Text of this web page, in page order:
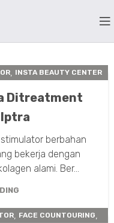
, INSTA BEAUTY CENTER
Ditreatment
berbahan
bekerja dengan
alami. Ber...
, FACE COUNTOURING,